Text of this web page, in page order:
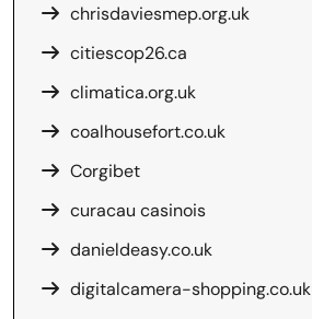
chrisdaviesmep.org.uk
citiescop26.ca
climatica.org.uk
coalhousefort.co.uk
Corgibet
curacau casinois
danieldeasy.co.uk
digitalcamera-shopping.co.uk